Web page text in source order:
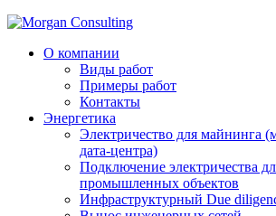
О компании
Виды работ
Примеры работ
Контакты
Энергетика
Электричество для майнинга
дата-центра)
Подключение электричества
промышленных объектов
Инфраструктурный Due